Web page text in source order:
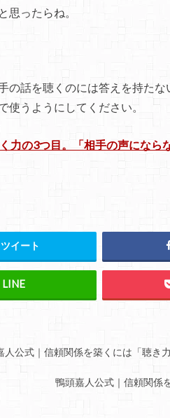
思ったらね。
の話を聴くのには答えを持た
使うようにしてください。
力の3つ目。「相手の声になら
ツイート
人公式｜信頼関係を築くには「聴き
鴨頭嘉人公式｜信頼関係